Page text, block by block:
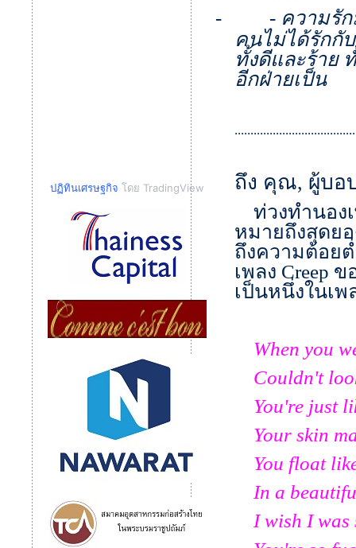
ปฏิทินเศรษฐกิจ โดย TradingView
- - ความรั
คนไม่ได้รักกั
ทั้งดีและร้าย
อีกฝ่ายเป็น
​ถึง คุณ, ผู้บอ
ท่วงทำนอง
หมายถึงสุดย
ถึงความต้อย
เพลง Creep ข
เป็นหนึ่งในเ
When you
Couldn't
You're just
Your skin
You float
In a
I wish I was